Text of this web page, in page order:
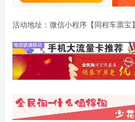
活动地址：微信小程序【同程车票宝】